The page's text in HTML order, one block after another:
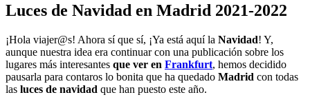
Luces de Navidad en Madrid 2021-2022
¡Hola viajer@s! Ahora sí que sí, ¡Ya está aquí la Navidad! Y,
aunque nuestra idea era continuar con una publicación sobre los
lugares más interesantes que ver en Frankfurt, hemos decidido
pausarla para contaros lo bonita que ha quedado Madrid con todas
las luces de navidad que han puesto este año.